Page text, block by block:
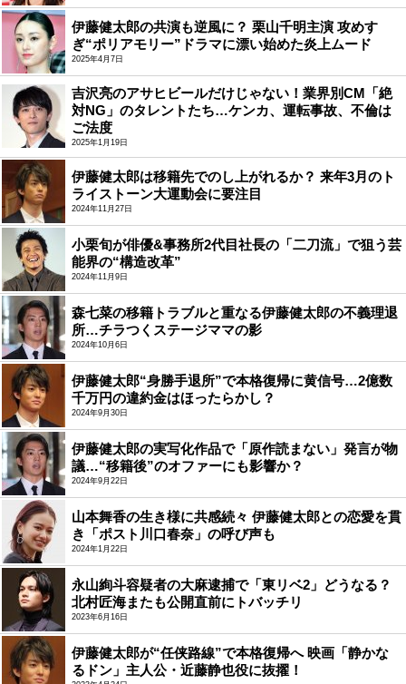
伊藤健太郎の共演も逆風に？ 栗山千明主演 攻めす
ぎ“ポリアモリー”ドラマに漂い始めた炎上ムード
2025年4月7日
吉沢亮のアサヒビールだけじゃない！業界別CM「絶
対NG」のタレントたち…ケンカ、運転事故、不倫は
ご法度
2025年1月19日
伊藤健太郎は移籍先でのし上がれるか？ 来年3月のト
ライストーン大運動会に要注目
2024年11月27日
小栗旬が俳優&事務所2代目社長の「二刀流」で狙う芸
能界の“構造改革”
2024年11月9日
森七菜の移籍トラブルと重なる伊藤健太郎の不義理退
所…チラつくステージママの影
2024年10月6日
伊藤健太郎“身勝手退所”で本格復帰に黄信号…2億数
千万円の違約金はほったらかし？
2024年9月30日
伊藤健太郎の実写化作品で「原作読まない」発言が物
議…“移籍後”のオファーにも影響か？
2024年9月22日
山本舞香の生き様に共感続々 伊藤健太郎との恋愛を貫
き「ポスト川口春奈」の呼び声も
2024年1月22日
永山絢斗容疑者の大麻逮捕で「東リベ2」どうなる？
北村匠海またも公開直前にトバッチリ
2023年6月16日
伊藤健太郎が“任侠路線”で本格復帰へ 映画「静かな
るドン」主人公・近藤静也役に抜擢！